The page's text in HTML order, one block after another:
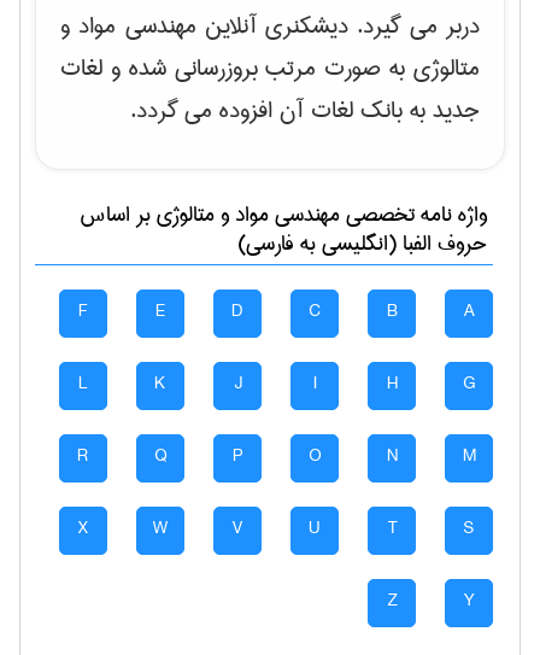
دربر می گیرد. دیشکنری آنلاین مهندسی مواد و
متالوژی به صورت مرتب بروزرسانی شده و لغات
جدید به بانک لغات آن افزوده می گردد.
واژه نامه تخصصیمهندسی مواد و متالوژیبر اساس
حروف الفبا (انگلیسی به فارسی)
A
B
C
D
E
F
G
H
I
J
K
L
M
N
O
P
Q
R
S
T
U
V
W
X
Y
Z